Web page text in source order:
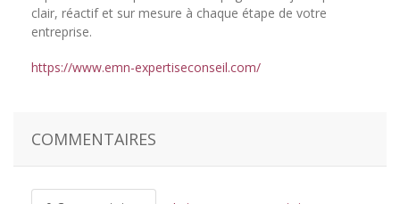
clair, réactif et sur mesure à chaque étape de votre
entreprise.
https://www.emn-expertiseconseil.com/
COMMENTAIRES